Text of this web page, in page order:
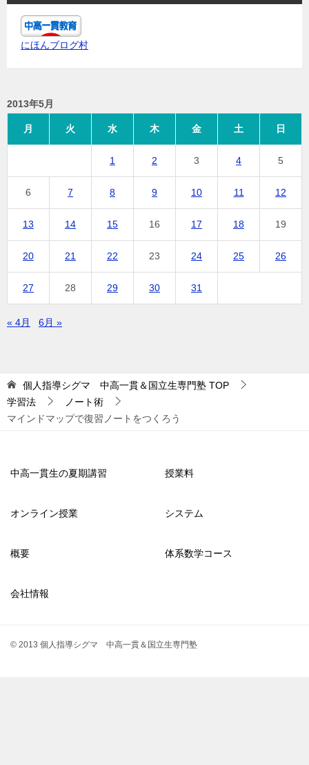
にほんブログ村
2013年5月
月 火 水 木 金 土 日
1 2 3 4 5
6 7 8 9 10 11 12
13 14 15 16 17 18 19
20 21 22 23 24 25 26
27 28 29 30 31
« 4月 6月 »
個人指導シグマ 中高一貫＆国立生専門塾 TOP
学習法
ノート術
マインドマップで復習ノートをつくろう
中高一貫生の夏期講習 授業料
オンライン授業 システム
概要 体系数学コース
会社情報
© 2013 個人指導シグマ 中高一貫＆国立生専門塾